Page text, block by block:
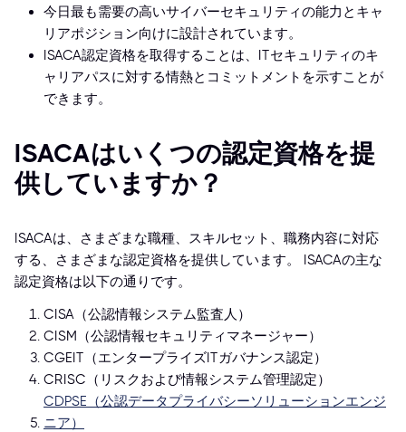
今日最も需要の高いサイバーセキュリティの能力とキャ
リアポジション向けに設計されています。
ISACA認定資格を取得することは、ITセキュリティのキ
ャリアパスに対する情熱とコミットメントを示すことが
できます。
ISACAはいくつの認定資格を提
供していますか？
ISACAは、さまざまな職種、スキルセット、職務内容に対応
する、さまざまな認定資格を提供しています。 ISACAの主な
認定資格は以下の通りです。
CISA（公認情報システム監査人）
CISM（公認情報セキュリティマネージャー）
CGEIT（エンタープライズITガバナンス認定）
CRISC（リスクおよび情報システム管理認定）
CDPSE（公認データプライバシーソリューションエンジ
ニア）